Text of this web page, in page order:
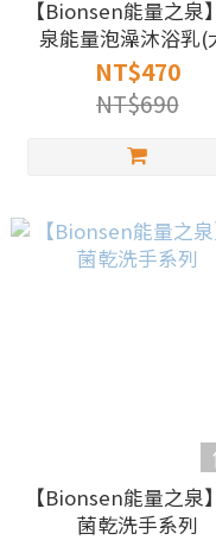
【Bionsen能量之泉
泉能量泡澡沐浴乳(
750ml
NT$470
NT$690
【Bionsen能量之泉
菌乾洗手系列